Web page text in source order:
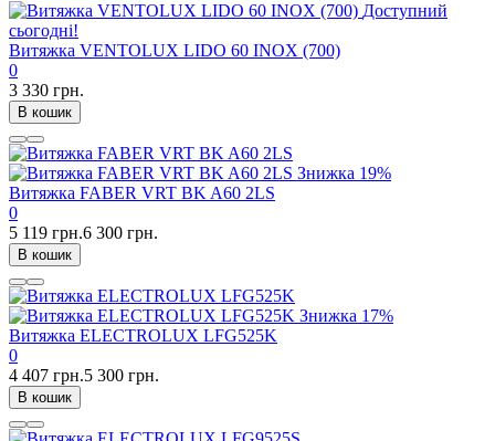
Доступний
сьогодні!
Витяжка VENTOLUX LIDO 60 INOX (700)
0
3 330 грн.
В кошик
Знижка 19%
Витяжка FABER VRT BK A60 2LS
0
5 119 грн.6 300 грн.
В кошик
Знижка 17%
Витяжка ELECTROLUX LFG525K
0
4 407 грн.5 300 грн.
В кошик